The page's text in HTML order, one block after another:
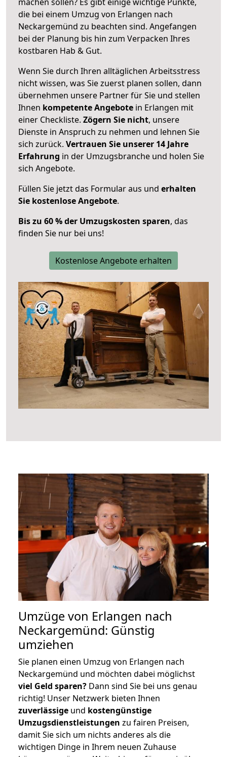
die bei einem Umzug von Erlangen nach
Neckargemünd zu beachten sind. Angefangen
bei der Planung bis hin zum Verpacken Ihres
kostbaren Hab & Gut.
Wenn Sie durch Ihren alltäglichen Arbeitsstress
nicht wissen, was Sie zuerst planen sollen, dann
übernehmen unsere Partner für Sie und stellen
Ihnen kompetente Angebote in Erlangen mit
einer Checkliste. Zögern Sie nicht, unsere
Dienste in Anspruch zu nehmen und lehnen Sie
sich zurück. Vertrauen Sie unserer 14 Jahre
Erfahrung in der Umzugsbranche und holen Sie
sich Angebote.
Füllen Sie jetzt das Formular aus und erhalten
Sie kostenlose Angebote.
Bis zu 60 % der Umzugskosten sparen, das
finden Sie nur bei uns!
Kostenlose Angebote erhalten
Umzüge von Erlangen nach
Neckargemünd: Günstig
umziehen
Sie planen einen Umzug von Erlangen nach
Neckargemünd und möchten dabei möglichst
viel Geld sparen? Dann sind Sie bei uns genau
richtig! Unser Netzwerk bieten Ihnen
zuverlässige und kostengünstige
Umzugsdienstleistungen zu fairen Preisen,
damit Sie sich um nichts anderes als die
wichtigen Dinge in Ihrem neuen Zuhause